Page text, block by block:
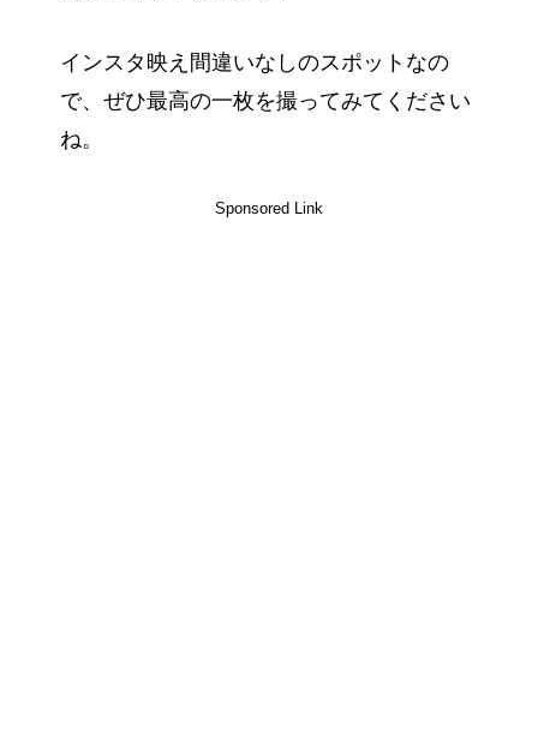
インスタ映え間違いなしのスポットなの
で、ぜひ最高の一枚を撮ってみてください
ね。
Sponsored Link